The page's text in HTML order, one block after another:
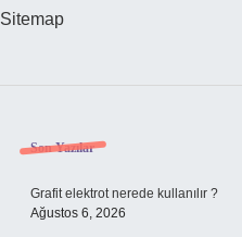
Sitemap
Sidebar
Son Yazılar
Grafit elektrot nerede kullanılır ?
Ağustos 6, 2026